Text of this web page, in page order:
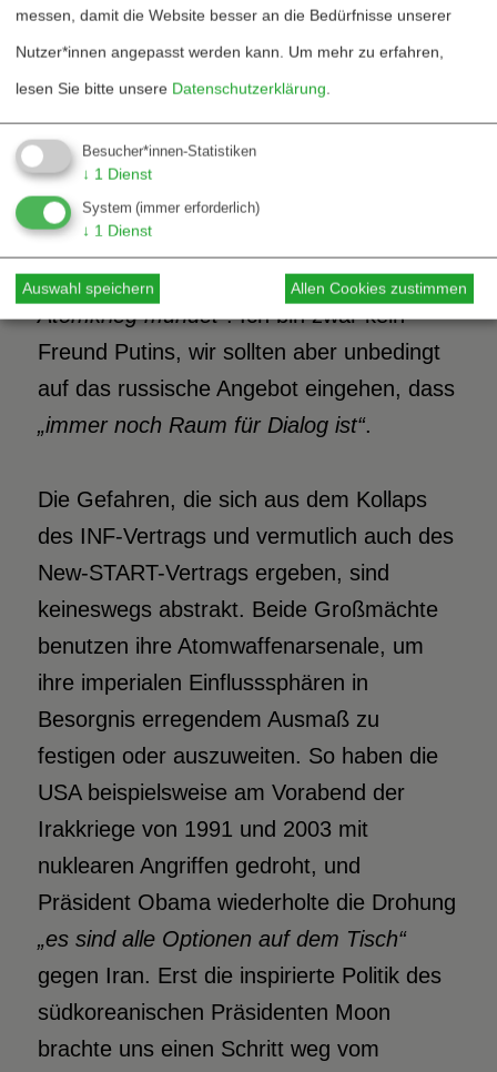
seiner Bemerkung, Trumps Rückzug vom
INF-Vertrag sei nicht das Werk„einer
Geistesgröße […] Mit demnötigen
politischen Willen könnten alle Probleme
mit der Einhaltung vorhandener
gelöst werden“und„in einem »Krieg aller
gegen alle« wird es keinen Gewinner
geben – vor allem dann, wenner in einen
Atomkrieg mündet“. Ich bin zwar kein
Freund Putins, wir sollten aber unbedingt
auf das russische Angebot eingehen, dass
„immer noch Raum für Dialog ist“.
Die Gefahren, die sich aus dem Kollaps
des INF-Vertrags und vermutlich auch des
New-START-Vertrags ergeben, sind
keineswegs abstrakt. Beide Großmächte
benutzen ihre Atomwaffenarsenale, um
ihre imperialen Einflusssphären in
Besorgnis erregendem Ausmaß zu
festigen oder auszuweiten. So haben die
USA beispielsweise am Vorabend der
Irakkriege von 1991 und 2003 mit
nuklearen Angriffen gedroht, und
Präsident Obama wiederholte die Drohung
„es sind alle Optionen auf dem Tisch“
gegen Iran. Erst die inspirierte Politik des
südkoreanischen Präsidenten Moon
brachte uns einen Schritt weg vom
messen, damit die Website besser an die Bedürfnisse unserer
Nutzer*innen angepasst werden kann. Um mehr zu erfahren,
lesen Sie bitte unsere Datenschutzerklärung.
Besucher*innen-Statistiken
↓ 1 Dienst
System (immer erforderlich)
↓ 1 Dienst
Auswahl speichern Allen Cookies zustimmen